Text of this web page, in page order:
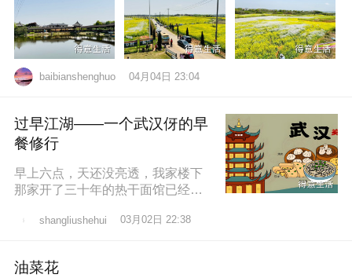
baibianshenghuo 04月04日 23:04
过早江湖——一个武汉伢的早
餐修行
早上六点，天还没亮透，我家楼下
那家开了三十年的热干面馆已经排
速快得像弹钢琴。一勺芝麻酱、半
shangliushehui 03月02日 22:38
油菜花